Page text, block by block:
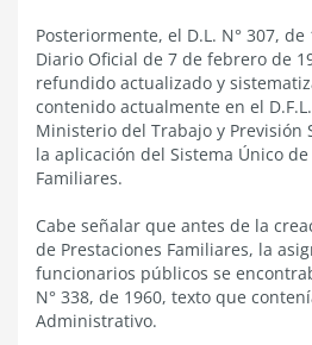
Posteriormente, el D.L. N° 307,
Diario Oficial de 7 de febrero de
refundido actualizado y
contenido actualmente en el
Ministerio del Trabajo y Previsión
la aplicación del Sistema Único
Familiares.
Cabe señalar que antes de la
de Prestaciones Familiares, la
funcionarios públicos se
N° 338, de 1960, texto que
Administrativo.